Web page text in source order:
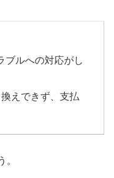
ブルへの対応がし
えできず、支払
。